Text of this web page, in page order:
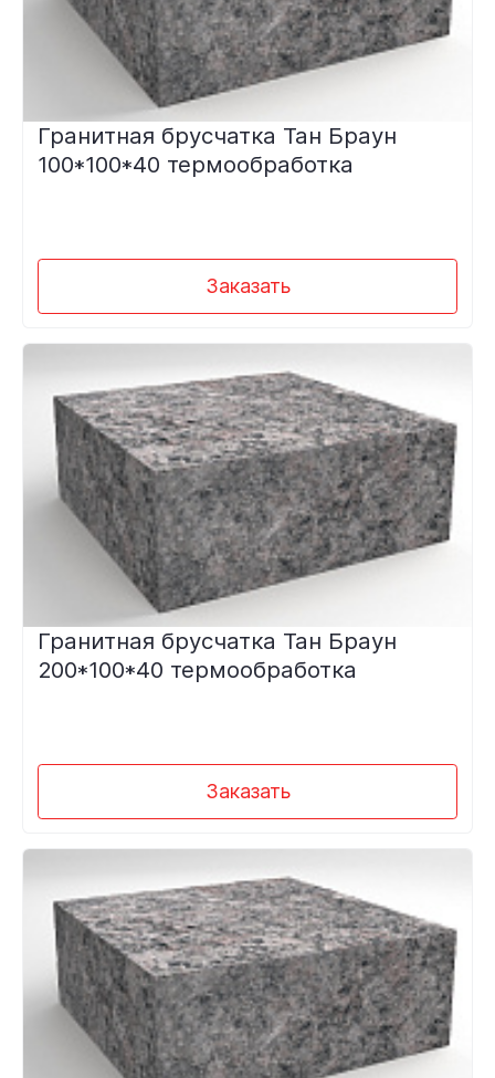
Гранитная брусчатка Тан Браун
100*100*40 термообработка
Заказать
Гранитная брусчатка Тан Браун
200*100*40 термообработка
Заказать